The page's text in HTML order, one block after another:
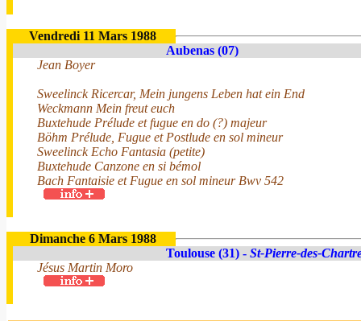
Vendredi 11 Mars 1988
Aubenas (07)
Jean Boyer
Sweelinck Ricercar, Mein jungens Leben hat ein End
Weckmann Mein freut euch
Buxtehude Prélude et fugue en do (?) majeur
Böhm Prélude, Fugue et Postlude en sol mineur
Sweelinck Echo Fantasia (petite)
Buxtehude Canzone en si bémol
Bach Fantaisie et Fugue en sol mineur Bwv 542
Dimanche 6 Mars 1988
Toulouse (31) - St-Pierre-des-
Jésus Martin Moro